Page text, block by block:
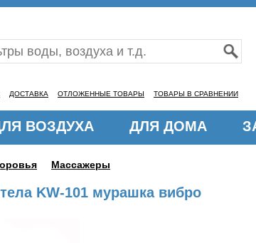
ДОСТАВКА ОТЛОЖЕННЫЕ ТОВАРЫ ТОВАРЫ В СРАВНЕНИИ
ВОЗДУХА ДЛЯ ДОМА
Массажеры
KW-101 мурашка вибро